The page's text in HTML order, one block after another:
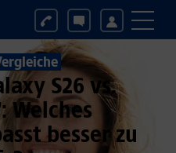
S26 vs.
Welches
besser zu